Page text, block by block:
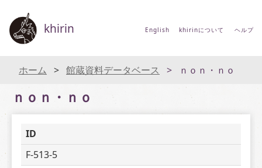
khirin English khirinについて ヘルプ
ホーム 館蔵資料データベース ｎｏｎ・ｎｏ
ｎｏｎ・ｎｏ
ID
F-513-5